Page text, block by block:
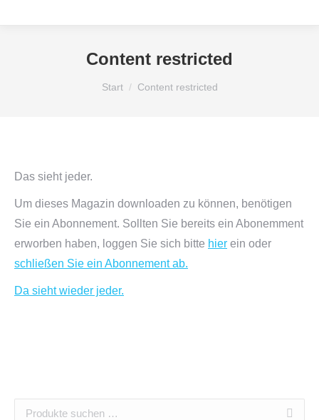
Content restricted
Sie befinden sich hier:
Start Content restricted
Das sieht jeder.
Um dieses Magazin downloaden zu können, benötigen
Sie ein Abonnement. Sollten Sie bereits ein Abonemment
erworben haben, loggen Sie sich bitte hier ein oder
schließen Sie ein Abonnement ab.
Da sieht wieder jeder.